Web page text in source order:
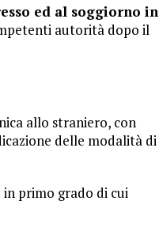
ed al soggiorno in
autorità dopo il
allo straniero, con
delle modalità di
primo grado di cui